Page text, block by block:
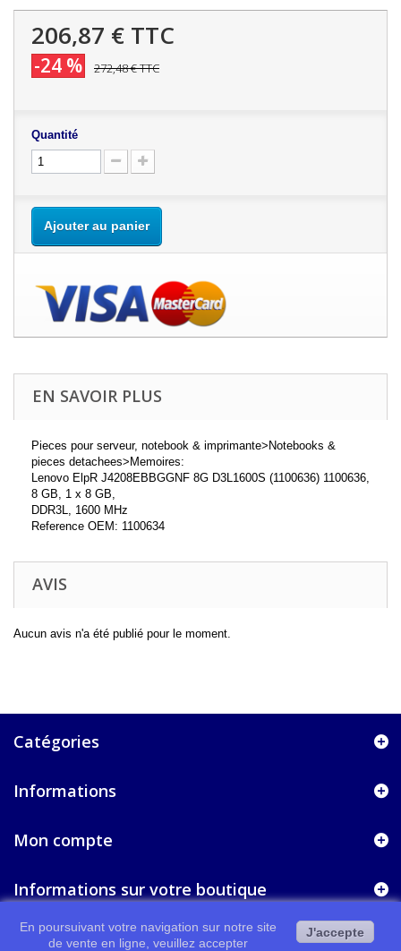
206,87 € TTC
-24 % 272,48 €TTC
Quantité
Ajouter au panier
EN SAVOIR PLUS
Pieces pour serveur, notebook & imprimante>Notebooks &
pieces detachees>Memoires:
Lenovo ElpR J4208EBBGGNF 8G D3L1600S (1100636) 1100636,
8 GB, 1 x 8 GB,
DDR3L, 1600 MHz
Reference OEM: 1100634
AVIS
Aucun avis n'a été publié pour le moment.
Catégories
Informations
Mon compte
Informations sur votre boutique
En poursuivant votre navigation sur notre site
de vente en ligne, veuillez accepter
J'accepte